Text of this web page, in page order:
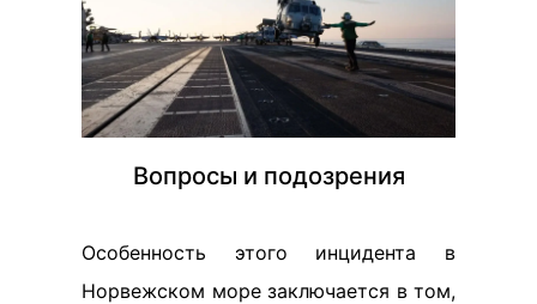
Вопросы и подозрения
Особенность этого инцидента в
Норвежском море заключается в том,